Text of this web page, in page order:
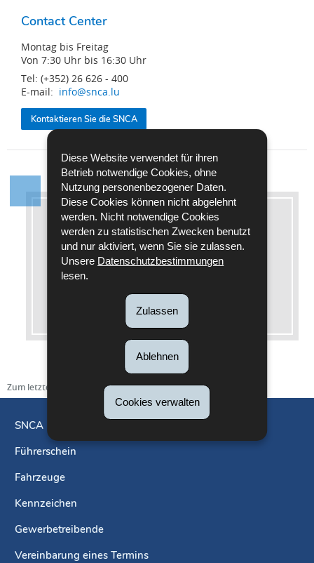
Diese Website verwendet für ihren
Betrieb notwendige Cookies, ohne
Nutzung personenbezogener Daten.
Diese Cookies können nicht abgelehnt
werden. Nicht notwendige Cookies
werden zu statistischen Zwecken benutzt
und nur aktiviert, wenn Sie sie zulassen.
Unsere Datenschutzbestimmungen
lesen.
Zulassen
Ablehnen
Cookies verwalten
Contact Center
Montag bis Freitag
Von 7:30 Uhr bis 16:30 Uhr
Tel: (+352) 26 626 - 400
E-mail: info@snca.lu
Kontaktieren Sie die SNCA
Mehr dazu
Weitere Informationen
Guichet.lu: Eine neue Adresse für alle
Fragen rund um den Führerschein
Zum letzten Mal aktualisiert am17/02/2020
Navigationsmenü
SNCA
Führerschein
Fahrzeuge
Kennzeichen
Gewerbetreibende
Vereinbarung eines Termins